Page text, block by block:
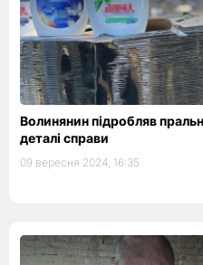
Волинянин підробляв
деталі справи
09 вересня 2024, 16:35